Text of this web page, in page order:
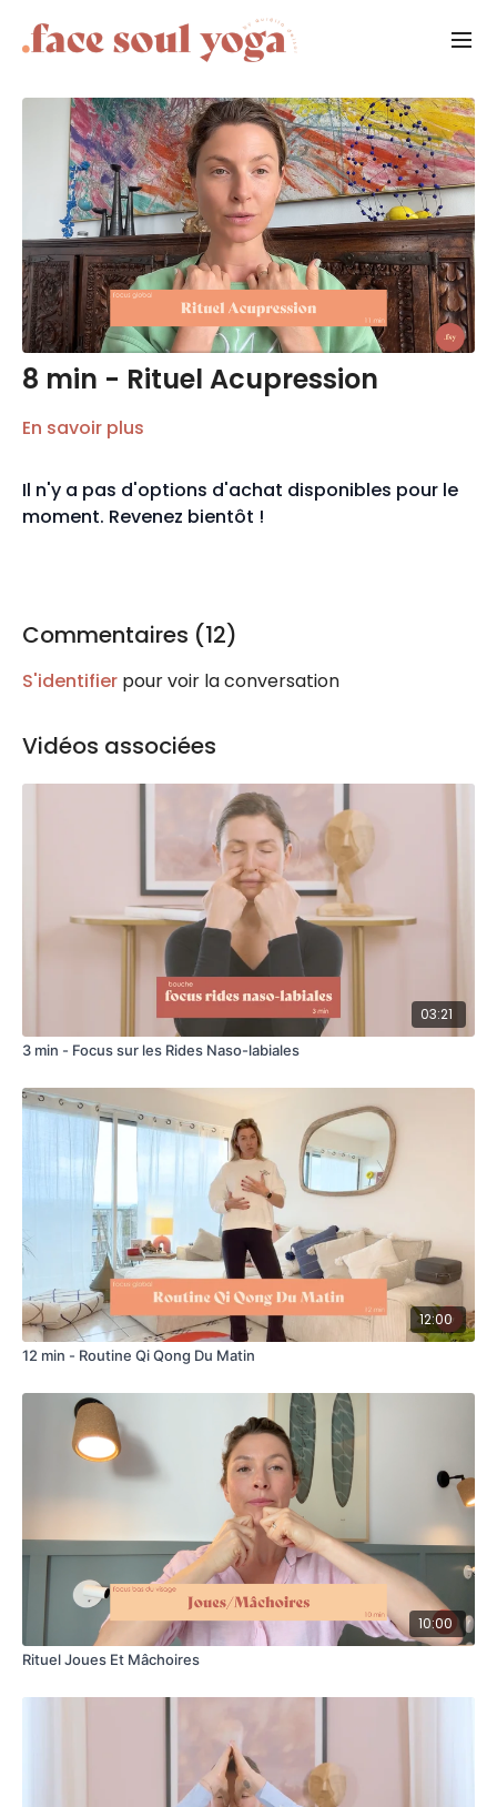
8 min - Rituel Acupression
En savoir plus
Il n'y a pas d'options d'achat disponibles pour le
moment. Revenez bientôt !
Commentaires (12)
S'identifier pour voir la conversation
Vidéos associées
03:21
3 min - Focus sur les Rides Naso-labiales
12:00
12 min - Routine Qi Qong Du Matin
10:00
Rituel Joues Et Mâchoires